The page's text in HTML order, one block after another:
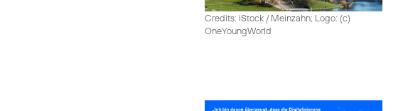
Credits: iStock / Meinzahn; Logo: (c)
OneYoungWorld